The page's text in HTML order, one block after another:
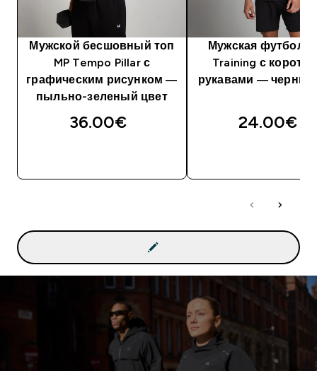
Мужской бесшовный топ
MP Tempo Pillar с
графическим рисунком —
пыльно-зеленый цвет
36.00€‎
Мужская футболка
Training с
рукавами — черный
24.00€‎